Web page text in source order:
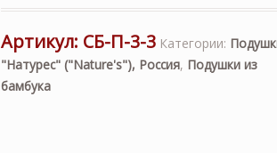
Артикул: СБ-П-3-3 Категории:
"Натурес" ("Nature's"), Россия, Подушки из
бамбука